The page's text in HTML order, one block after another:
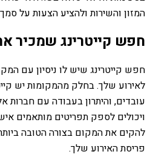
המזון והשירות ולהציע הצעות על
חפש קייטרינג שמכיר
חפש קייטרינג שיש לו ניסיון עם
לאירוע שלך. בחלק מהמקומות יש
עובדים, והיתרון בעבודה עם
ויכולים לספק תפריטים מותאמים
להקים את המקום בצורה הטובה
פריסת האירוע שלך.